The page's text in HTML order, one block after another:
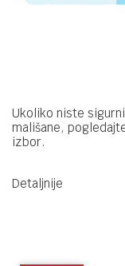
Ukoliko niste
mališane,
izbor.
Detaljnije